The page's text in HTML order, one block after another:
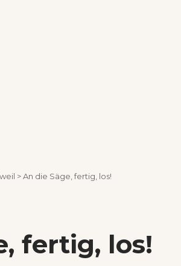
>An die Säge, fertig, los!
fertig, los!